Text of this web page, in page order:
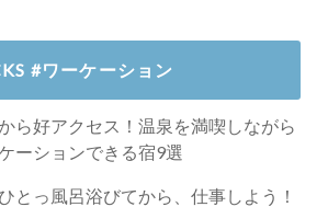
#ワーケーション
ら好アクセス！温泉を満喫しながら
ーションできる宿9選
とっ風呂浴びてから、仕事しよう！